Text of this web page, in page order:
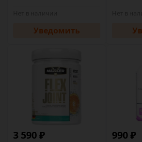
Уведомить
3 590 ₽ 990 ₽